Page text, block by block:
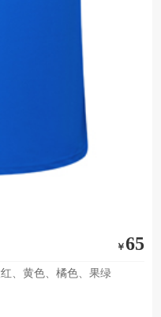
￥65
、黄色、橘色、果绿